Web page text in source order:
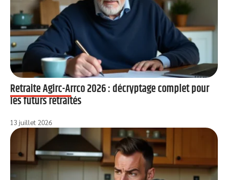
Retraite Agirc-Arrco 2026 : décryptage complet pour
les futurs retraités
13 juillet 2026